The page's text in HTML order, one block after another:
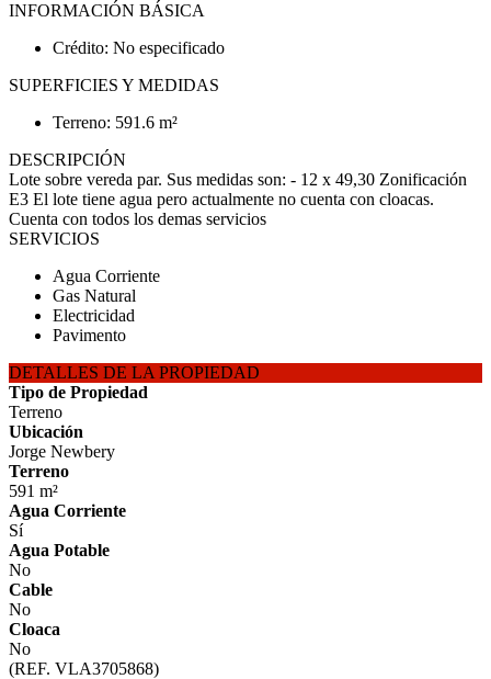
INFORMACIÓN BÁSICA
Crédito: No especificado
SUPERFICIES Y MEDIDAS
Terreno: 591.6 m²
DESCRIPCIÓN
Lote sobre vereda par. Sus medidas son: - 12 x 49,30 Zonificación
E3 El lote tiene agua pero actualmente no cuenta con cloacas.
Cuenta con todos los demas servicios
SERVICIOS
Agua Corriente
Gas Natural
Electricidad
Pavimento
DETALLES DE LA PROPIEDAD
Tipo de Propiedad
Terreno
Ubicación
Jorge Newbery
Terreno
591 m²
Agua Corriente
Sí
Agua Potable
No
Cable
No
Cloaca
No
(REF. VLA3705868)